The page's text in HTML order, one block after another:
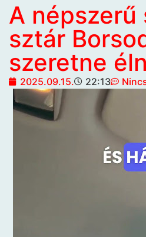
A népszerű
sztár
szeretne
2025.09.15. 22:13